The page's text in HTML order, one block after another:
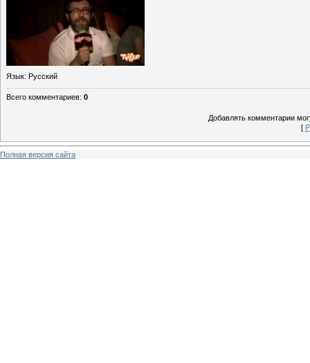
Язык: Русский
Всего комментариев: 0
Добавлять комментарии
[
Полная версия сайта